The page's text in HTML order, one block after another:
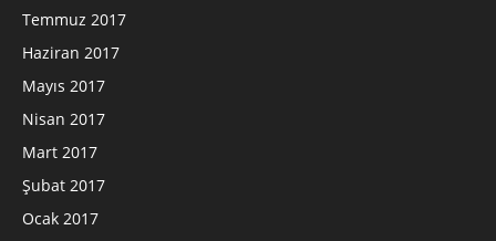
Temmuz 2017
Haziran 2017
Mayıs 2017
Nisan 2017
Mart 2017
Şubat 2017
Ocak 2017